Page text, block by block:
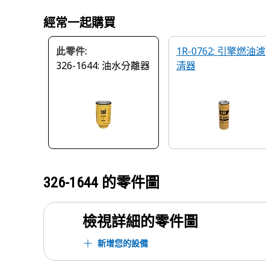
經常一起購買
此零件:
326-1644: 油水分離器
1R-0762: 引擎燃油濾
清器
326-1644 的零件圖
檢視詳細的零件圖
新增您的設備